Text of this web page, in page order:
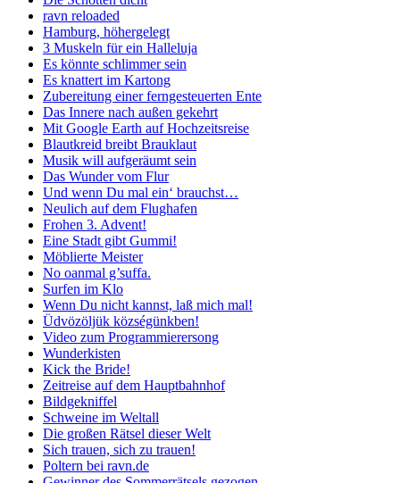
ravn reloaded
Hamburg, höhergelegt
3 Muskeln für ein Halleluja
Es könnte schlimmer sein
Es knattert im Kartong
Zubereitung einer ferngesteuerten Ente
Das Innere nach außen gekehrt
Mit Google Earth auf Hochzeitsreise
Blautkreid breibt Brauklaut
Musik will aufgeräumt sein
Das Wunder vom Flur
Und wenn Du mal ein‘ brauchst…
Neulich auf dem Flughafen
Frohen 3. Advent!
Eine Stadt gibt Gummi!
Möblierte Meister
No oanmal g’suffa.
Surfen im Klo
Wenn Du nicht kannst, laß mich mal!
Üdvözöljük községünkben!
Video zum Programmierersong
Wunderkisten
Kick the Bride!
Zeitreise auf dem Hauptbahnhof
Bildgekniffel
Schweine im Weltall
Die großen Rätsel dieser Welt
Sich trauen, sich zu trauen!
Poltern bei ravn.de